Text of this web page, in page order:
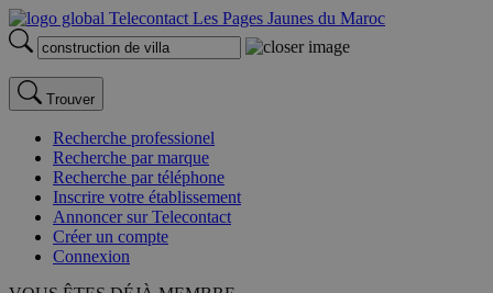
Trouver
Recherche professionel
Recherche par marque
Recherche par téléphone
Inscrire votre établissement
Annoncer sur Telecontact
Créer un compte
Connexion